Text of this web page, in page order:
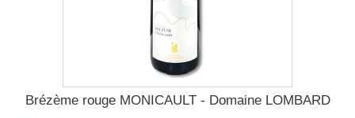
Brézème rouge MONICAULT - Domaine LOMBARD